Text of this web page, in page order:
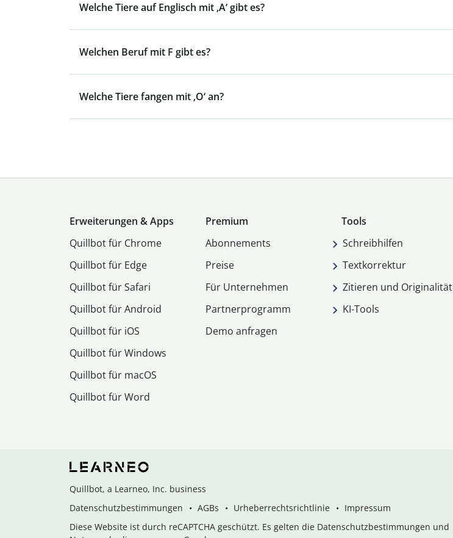
Welche Tiere auf Englisch mit ‚A‘ gibt es?
Welchen Beruf mit F gibt es?
Welche Tiere fangen mit ‚O‘ an?
Erweiterungen & Apps
Quillbot für Chrome
Quillbot für Edge
Quillbot für Safari
Quillbot für Android
Quillbot für iOS
Quillbot für Windows
Quillbot für macOS
Quillbot für Word
Premium
Abon­ne­ments
Preise
Für Unternehmen
Partnerprogramm
Demo anfragen
Tools
Schreibhilfen
Textkorrektur
Zitieren und Originalität
KI-Tools
Quillbot, a Learneo, Inc. business
Datenschutzbestimmungen
AGBs Urheberrechtsrichtlinie
Impressum
Diese Website ist durch reCAPTCHA geschützt. Es gelten die Datenschutzbestimmungen und